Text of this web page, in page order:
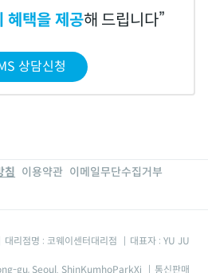
혜택을 제공해 드립니다
상담신청
침 이용약관 이메일무단수집거부
대리점명 : 코웨이센터대리점
대표자 : YU JU
gu, Seoul. ShinKumhoParkXi
통신판매